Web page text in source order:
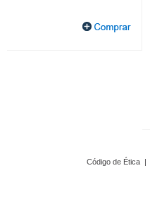
Código de Ética |